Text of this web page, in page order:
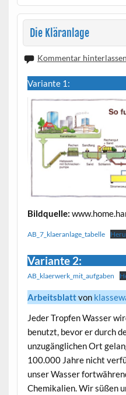
Die Kläranlage
Kommentar hinterlassen
Variante 1:
Bildquelle:
AB_7_klaeranlage_tabelle
Variante 2:
AB_klaerwerk_mit_aufgaben
Arbeitsblattvon
Jeder Tropfen Wasser
benutzt, bevor er durch
unzugänglichen Ort
100.000 Jahre nicht
unser Wasser
Chemikalien. Wir süßen